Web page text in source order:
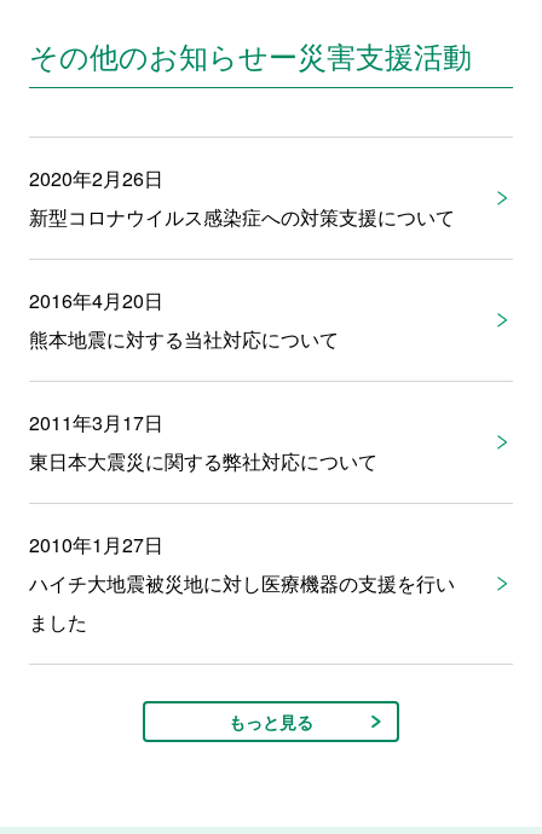
その他のお知らせー災害支援活動
2020年2月26日
新型コロナウイルス感染症への対策支援について
2016年4月20日
熊本地震に対する当社対応について
2011年3月17日
東日本大震災に関する弊社対応について
2010年1月27日
ハイチ大地震被災地に対し医療機器の支援を行い
ました
もっと見る